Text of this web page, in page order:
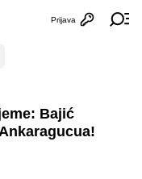
Otvori
Prijava
Bajić